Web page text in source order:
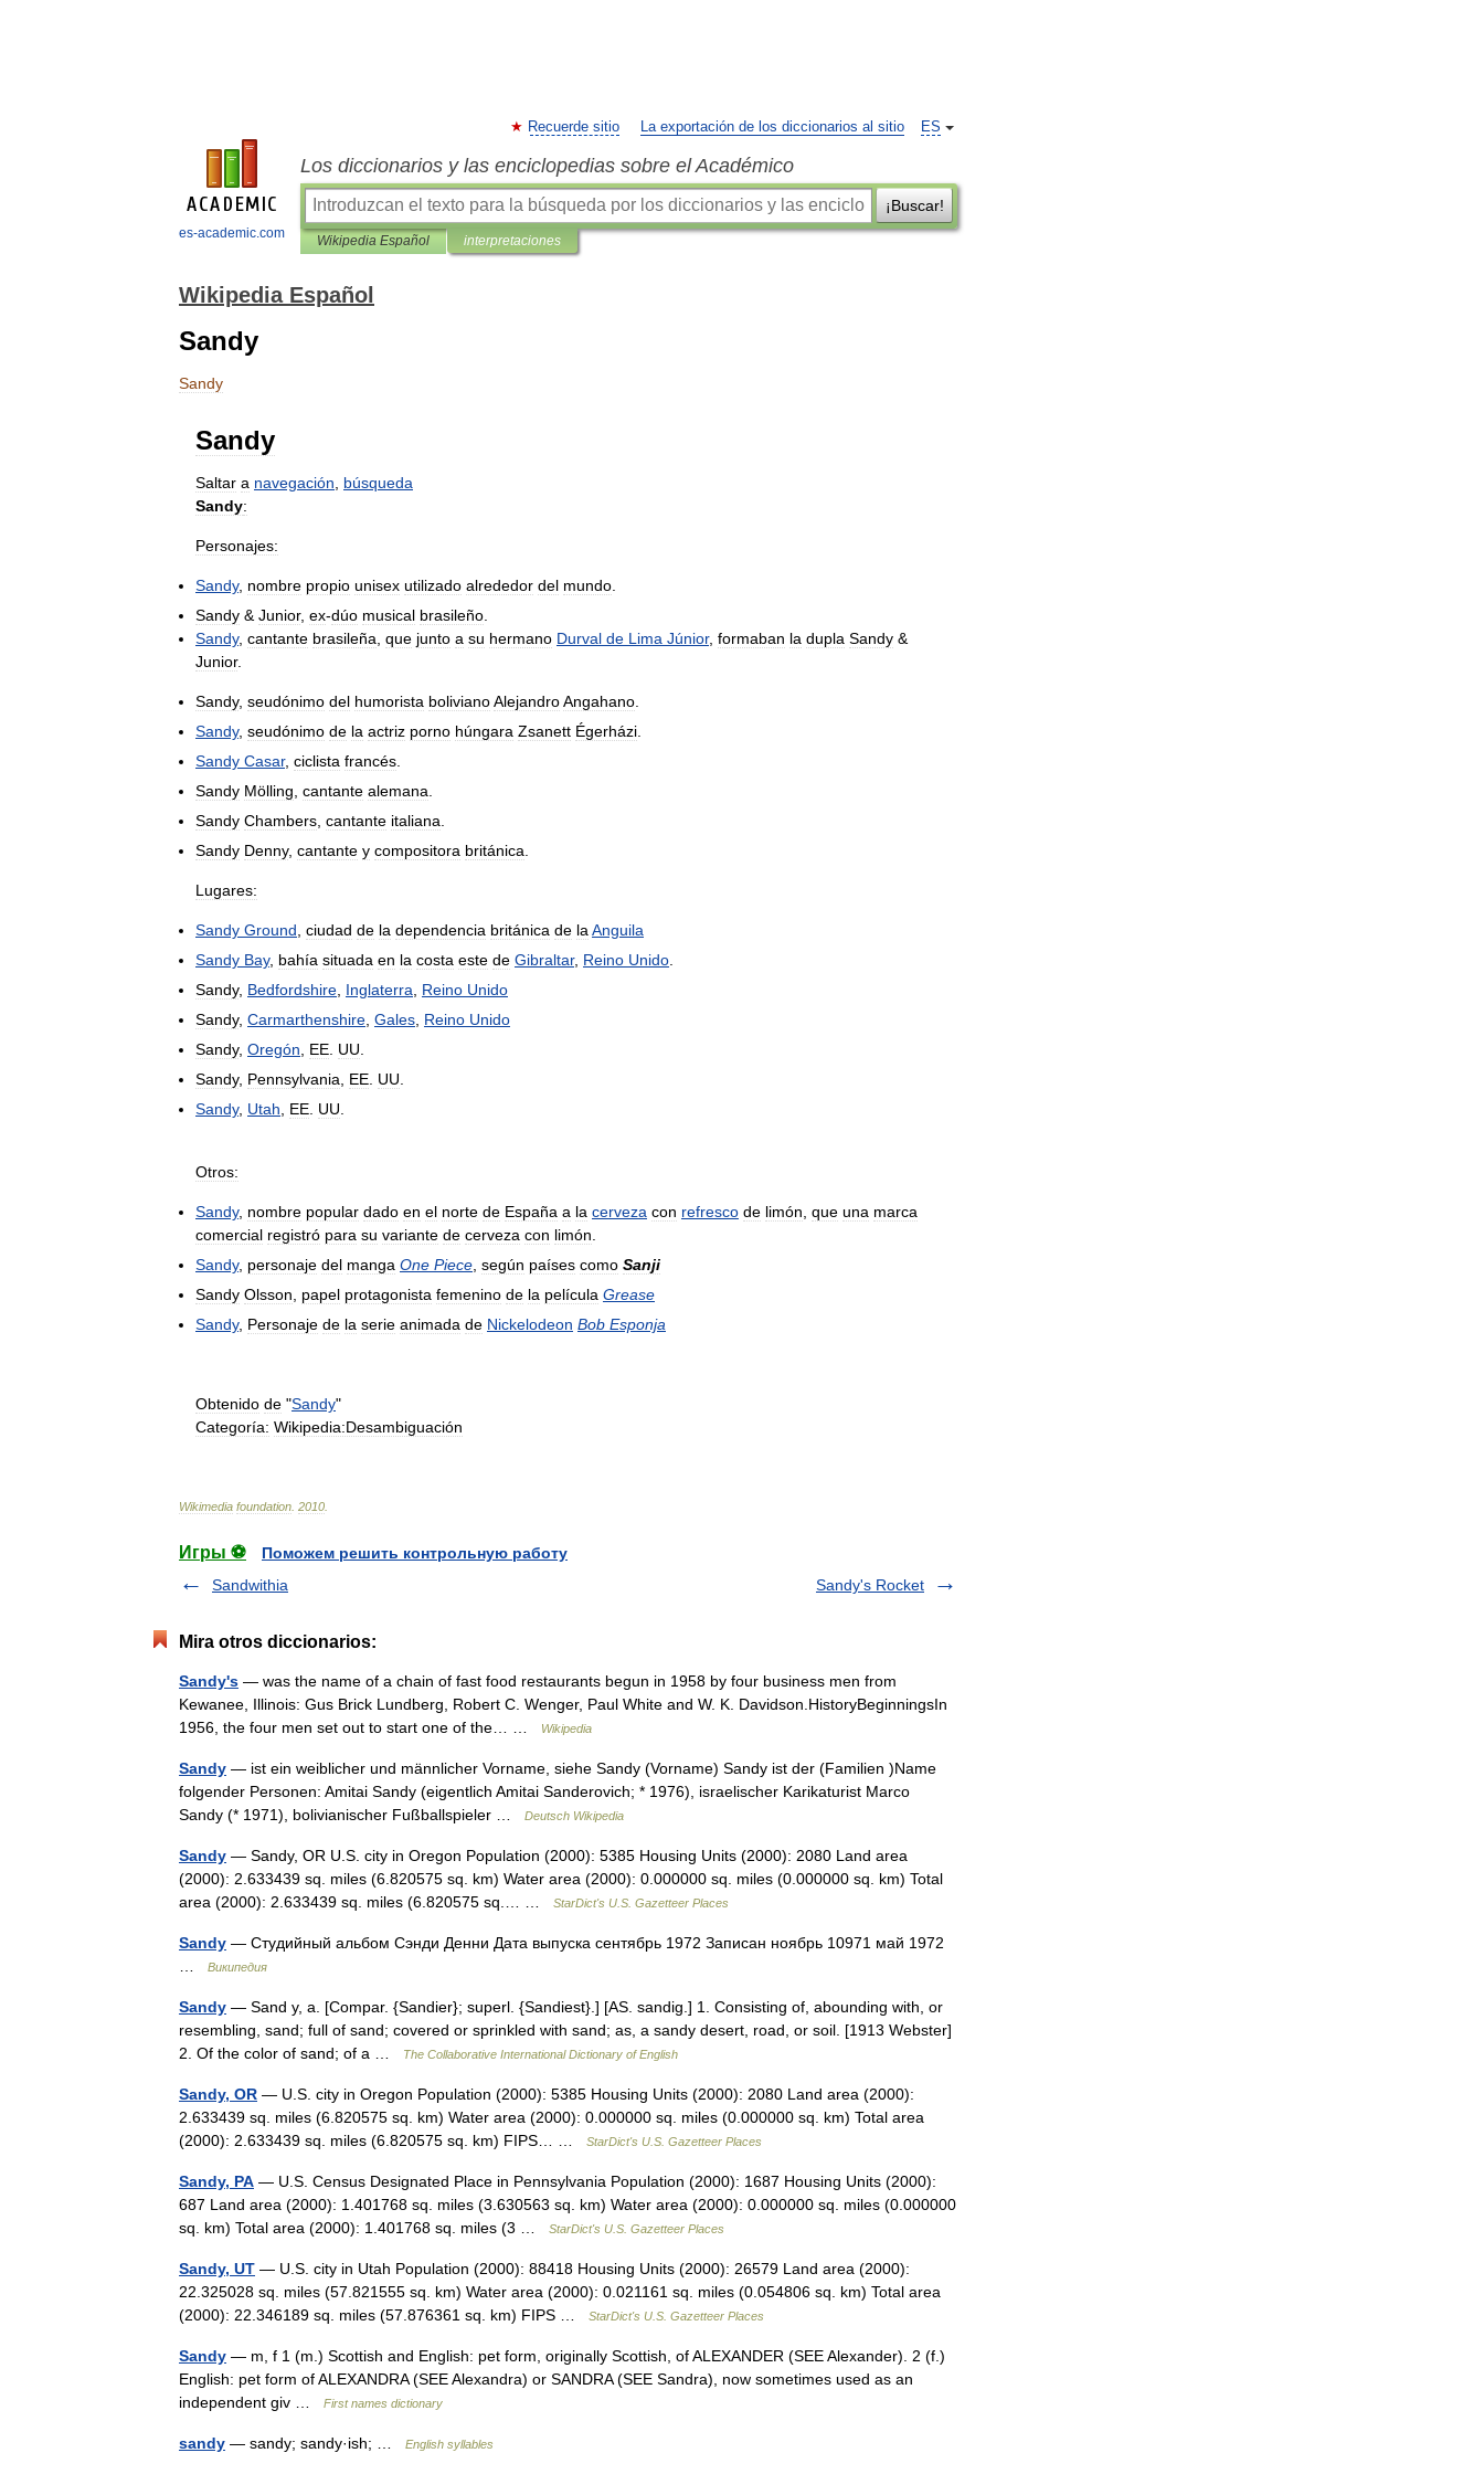
es-academic.com
ES
Recuerde sitio La exportación de los diccionarios al sitio
Los diccionarios y las enciclopedias sobre el Académico
¡Buscar!
Wikipedia Español interpretaciones
Wikipedia Español
Sandy
Sandy
Sandy
Saltar a navegación
búsqueda
Sandy:
Personajes:
Sandy, nombre propio unisex utilizado alrededor del mundo
Sandy & Junior, ex-dúo musical brasileño
Sandy, cantante brasileña que junto a su hermano Durval de Lima Júnior, formaban la dupla Sandy &
Junior.
Sandy, seudónimo del humorista bolivianoAlejandroAngahano
Sandy, seudónimo de la actriz porno húngara Zsanett Égerházi
Sandy Casar, ciclista francés
Sandy Mölling cantante alemana
Sandy Chambers cantante italiana
Sandy Denny, cantante y compositora británica
Lugares:
Sandy Ground ciudad de la dependencia británica de la Anguila
Sandy Bay, bahía situada en la costa este de Gibraltar, Reino Unido
Sandy, Bedfordshire Inglaterra Reino Unido
Sandy, Carmarthenshire Gales Reino Unido
Sandy, Oregón EE UU
Sandy, Pennsylvania EE UU
Sandy, Utah EE UU
Otros:
Sandy, nombre popular dado en el norte de España a la cerveza con refresco de limón que una marca
comercial registró para su variante de cerveza con limón
Sandy, personaje del manga One Piece según países como Sanji
Sandy Olsson papel protagonista femenino de la película Grease
Sandy, Personaje de la serie animada de Nickelodeon Bob Esponja
Obtenido de "Sandy"
Categoría: Wikipedia:Desambiguación
Wikimedia foundation 2010
Игры ⚽
Поможем решить контрольную работу
Sandwithia
Sandy's Rocket
Mira otros diccionarios:
Sandy's — was the name of a chain of fast food restaurants begun in 1958 by four business men from
Kewanee, Illinois: Gus Brick Lundberg, Robert C. Wenger, Paul White and W. K. Davidson.HistoryBeginningsIn
1956, the four men set out to start one of the… …
Wikipedia
Sandy — ist ein weiblicher und männlicher Vorname, siehe Sandy (Vorname) Sandy ist der (Familien )Name
folgender Personen: Amitai Sandy (eigentlich Amitai Sanderovich; * 1976), israelischer Karikaturist Marco
Sandy (* 1971), bolivianischer Fußballspieler …
Deutsch Wikipedia
Sandy — Sandy, OR U.S. city in Oregon Population (2000): 5385 Housing Units (2000): 2080 Land area
(2000): 2.633439 sq. miles (6.820575 sq. km) Water area (2000): 0.000000 sq. miles (0.000000 sq. km) Total
area (2000): 2.633439 sq. miles (6.820575 sq.… …
StarDict's U.S. Gazetteer Places
Sandy — Студийный альбом Сэнди Денни Дата выпуска сентябрь 1972 Записан ноябрь 10971 май 1972
Википедия
Sandy — Sand y, a. [Compar. {Sandier}; superl. {Sandiest}.] [AS. sandig.] 1. Consisting of, abounding with, or
resembling, sand; full of sand; covered or sprinkled with sand; as, a sandy desert, road, or soil. [1913 Webster]
2. Of the color of sand; of a …
The Collaborative International Dictionary of English
Sandy, OR — U.S. city in Oregon Population (2000): 5385 Housing Units (2000): 2080 Land area (2000):
2.633439 sq. miles (6.820575 sq. km) Water area (2000): 0.000000 sq. miles (0.000000 sq. km) Total area
(2000): 2.633439 sq. miles (6.820575 sq. km) FIPS… …
StarDict's U.S. Gazetteer Places
Sandy, PA — U.S. Census Designated Place in Pennsylvania Population (2000): 1687 Housing Units (2000):
687 Land area (2000): 1.401768 sq. miles (3.630563 sq. km) Water area (2000): 0.000000 sq. miles (0.000000
sq. km) Total area (2000): 1.401768 sq. miles (3 …
StarDict's U.S. Gazetteer Places
Sandy, UT — U.S. city in Utah Population (2000): 88418 Housing Units (2000): 26579 Land area (2000):
22.325028 sq. miles (57.821555 sq. km) Water area (2000): 0.021161 sq. miles (0.054806 sq. km) Total area
(2000): 22.346189 sq. miles (57.876361 sq. km) FIPS …
StarDict's U.S. Gazetteer Places
Sandy — m, f 1 (m.) Scottish and English: pet form, originally Scottish, of ALEXANDER (SEE Alexander). 2 (f.)
English: pet form of ALEXANDRA (SEE Alexandra) or SANDRA (SEE Sandra), now sometimes used as an
independent giv …
First names dictionary
sandy — sandy; sandy·ish; … English syllables